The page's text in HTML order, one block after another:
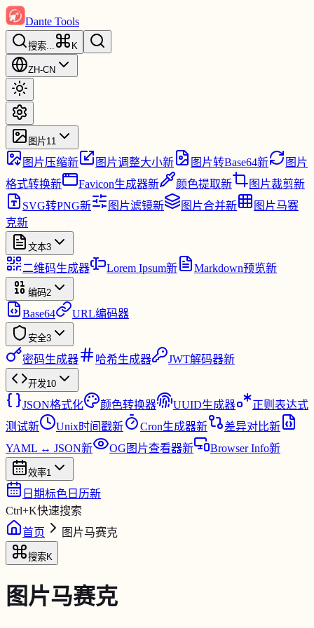
Dante Tools
搜索... K
ZH-CN
图片11
图片压缩新 图片调整大小新 图片转Base64新
图片
格式转换新 Favicon生成器新 颜色提取新 图片裁剪新
SVG转PNG新 图片滤镜新 图片合并新
图片马赛
克新
文本3
二维码生成器 Lorem Ipsum新 Markdown预览新
编码2
Base64 URL编码器
安全3
密码生成器 哈希生成器 JWT解码器新
开发10
JSON格式化 颜色转换器 UUID生成器
正则表达式
测试新 Unix时间戳新 Cron生成器新 差异对比新
YAML ↔ JSON新 OG图片查看器新 Browser Info新
效率1
日期标色日历新
Ctrl+K快速搜索
首页
图片马赛克
搜索K
图片马赛克